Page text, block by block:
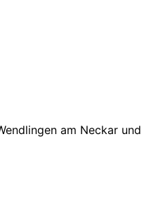
am Neckar